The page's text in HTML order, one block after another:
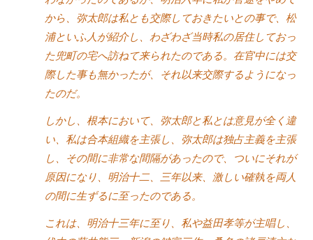
から、弥太郎は私とも交際しておきたいとの事で、松
浦といふ人が紹介し、わざわざ当時私の居住しておっ
た兜町の宅へ訪ねて来られたのである。在官中には交
際した事も無かったが、それ以来交際するようになっ
たのだ。
しかし、根本において、弥太郎と私とは意見が全く違
い、私は合本組織を主張し、弥太郎は独占主義を主張
し、その間に非常な間隔があったので、ついにそれが
原因になり、明治十二、三年以来、激しい確執を両人
の間に生ずるに至ったのである。
これは、明治十三年に至り、私や益田孝等が主唱し、